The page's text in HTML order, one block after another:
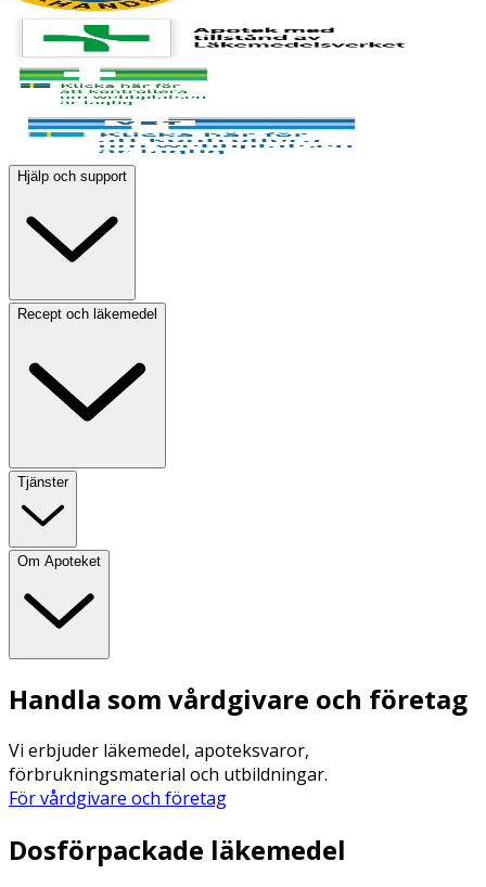
Hjälp och support
Recept och läkemedel
Tjänster
Om Apoteket
Handla som vårdgivare och företag
Vi erbjuder läkemedel, apoteksvaror,
förbrukningsmaterial och utbildningar.
För vårdgivare och företag
Dosförpackade läkemedel